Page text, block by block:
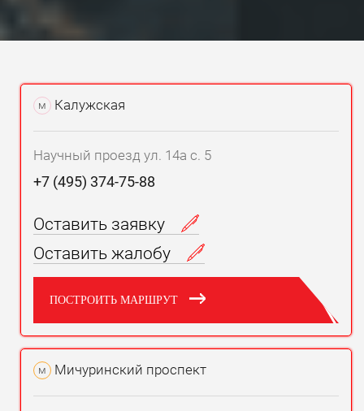
м Калужская
Научный проезд ул. 14а с. 5
+7 (495) 374-75-88
Оставить заявку
Оставить жалобу
ПОСТРОИТЬ МАРШРУТ
м Мичуринский проспект